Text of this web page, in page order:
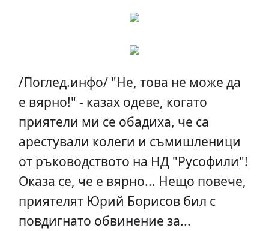
/Поглед.инфо/ "Не, това не може да
е вярно!" - казах одеве, когато
приятели ми се обадиха, че са
арестували колеги и съмишленици
от ръководството на НД "Русофили"!
Оказа се, че е вярно... Нещо повече,
приятелят Юрий Борисов бил с
повдигнато обвинение за...